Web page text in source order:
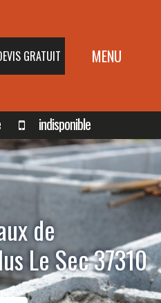
GRATUIT MENU
indisponible
de
Le Sec 37310